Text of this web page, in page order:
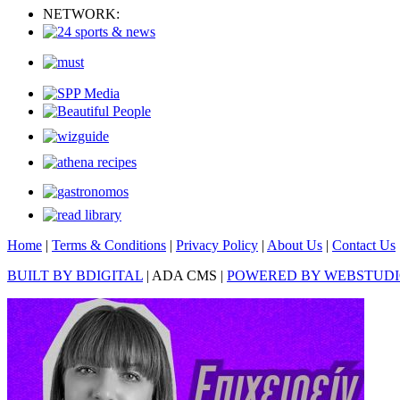
NETWORK:
Home | Terms & Conditions | Privacy Policy | About Us | Contact Us
BUILT BY BDIGITAL | ADA CMS | POWERED BY